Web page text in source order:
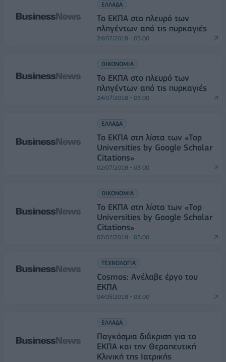
ΕΛΛΑΔΑ
Το ΕΚΠΑ στο πλευρό των
πληγέντων από τις πυρκαγιές
24/07/2018 - 03:00
ΟΙΚΟΝΟΜΙΑ
Το ΕΚΠΑ στο πλευρό των
πληγέντων από τις πυρκαγιές
24/07/2018 - 03:00
ΕΛΛΑΔΑ
Το ΕΚΠΑ στη λίστα των «Top
Universities by Google Scholar
Citations»
02/07/2018 - 03:00
ΟΙΚΟΝΟΜΙΑ
Το ΕΚΠΑ στη λίστα των «Top
Universities by Google Scholar
Citations»
02/07/2018 - 03:00
ΤΕΧΝΟΛΟΓΙΑ
Cosmos: Ανέλαβε έργο του
ΕΚΠΑ
04/05/2018 - 03:00
ΕΛΛΑΔΑ
Παγκόσμια διάκριση για το
ΕΚΠΑ και την Θεραπευτική
Κλινική της Ιατρικής